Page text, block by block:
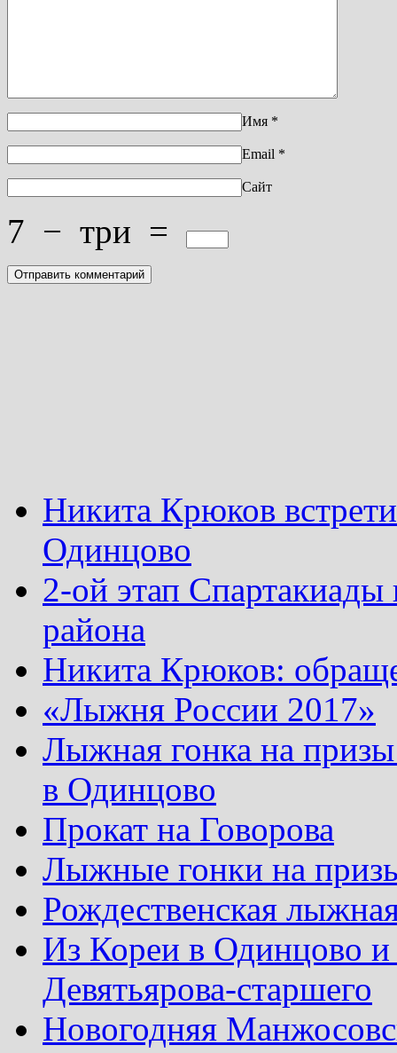
Имя *
Email *
Сайт
7 − три =
Никита Крюков
Одинцово
2-ой этап
района
Никита Крюков:
«Лыжня России 2017»
Лыжная гонка на
в Одинцово
Прокат на Говорова
Лыжные гонки на
Рождественская
Из Кореи в Одинцово
Девятьярова-старшего
Новогодняя